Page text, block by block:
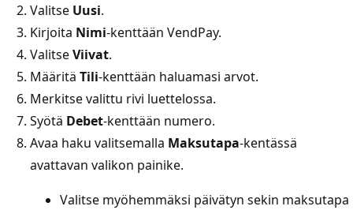
Valitse Uusi.
Kirjoita Nimi-kenttään VendPay.
ValitseViivat.
Määritä Tili-kenttään haluamasi arvot.
Merkitse valittu rivi luettelossa.
Syötä Debet-kenttään numero.
Avaa haku valitsemalla Maksutapa-kentässä
avattavan valikon painike.
Valitse myöhemmäksi päivätyn sekin maksutapa